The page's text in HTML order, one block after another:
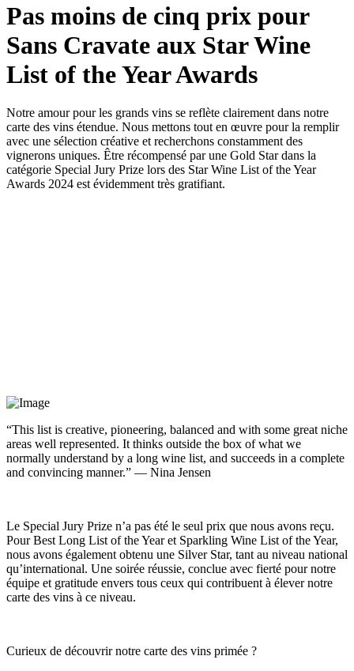
Pas moins de cinq prix pour
Sans Cravate aux Star Wine
List of the Year Awards
Notre amour pour les grands vins se reflète clairement dans notre
carte des vins étendue. Nous mettons tout en œuvre pour la remplir
avec une sélection créative et recherchons constamment des
vignerons uniques. Être récompensé par une Gold Star dans la
catégorie Special Jury Prize lors des Star Wine List of the Year
Awards 2024 est évidemment très gratifiant.
“This list is creative, pioneering, balanced and with some great niche
areas well represented. It thinks outside the box of what we
normally understand by a long wine list, and succeeds in a complete
and convincing manner.” — Nina Jensen
Le Special Jury Prize n’a pas été le seul prix que nous avons reçu.
Pour Best Long List of the Year et Sparkling Wine List of the Year,
nous avons également obtenu une Silver Star, tant au niveau national
qu’international. Une soirée réussie, conclue avec fierté pour notre
équipe et gratitude envers tous ceux qui contribuent à élever notre
carte des vins à ce niveau.
Curieux de découvrir notre carte des vins primée ?